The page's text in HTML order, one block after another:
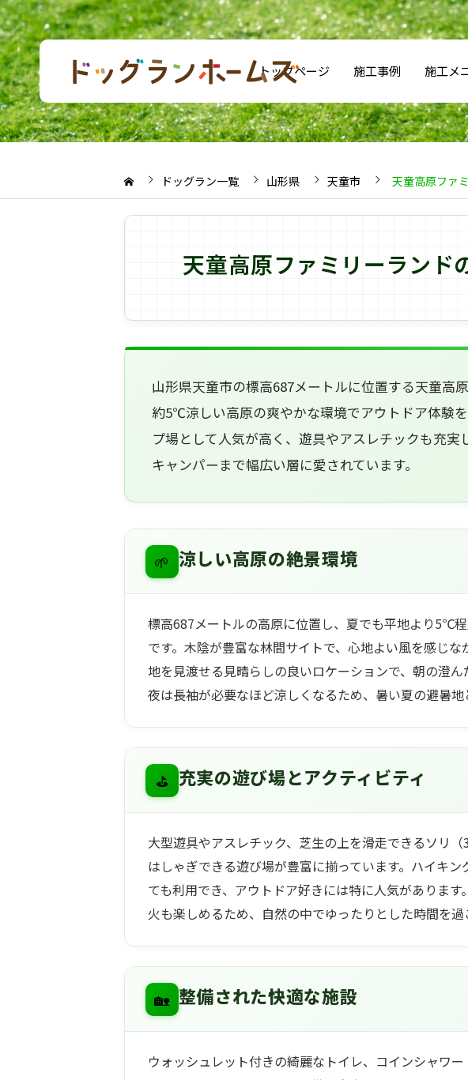
トップページ 施工事例 施工メ
ドッグラン一覧 山形県 天童市 天童高原ファ
天童高原ファミリーランド
山形県天童市の標高687メートルに位置する天童高
約5℃涼しい高原の爽やかな環境でアウトドア体験
プ場として人気が高く、遊具やアスレチックも充実
キャンパーまで幅広い層に愛されています。
🌱 涼しい高原の絶景環境
標高687メートルの高原に位置し、夏でも平地より5℃
です。木陰が豊富な林間サイトで、心地よい風を感じ
地を見渡せる見晴らしの良いロケーションで、朝の澄ん
夜は長袖が必要なほど涼しくなるため、暑い夏の避暑地
⛳ 充実の遊び場とアクティビティ
大型遊具やアスレチック、芝生の上を滑走できるソリ
はしゃぎできる遊び場が豊富に揃っています。ハイキ
ても利用でき、アウトドア好きには特に人気がありま
火も楽しめるため、自然の中でゆったりとした時間を過
🏡 整備された快適な施設
ウォッシュレット付きの綺麗なトイレ、コインシャワ